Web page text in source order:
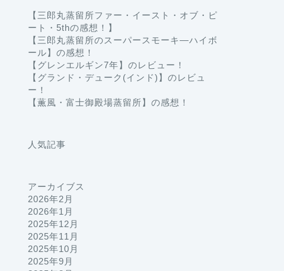
【三郎丸蒸留所ファー・イースト・オブ・ピ
ート・5thの感想！】
【三郎丸蒸留所のスーパースモーキ―ハイボ
ール】の感想！
【グレンエルギン7年】のレビュー！
【グランド・デューク(インド)】のレビュ
ー！
【薫風・富士御殿場蒸留所】の感想！
人気記事
アーカイブス
2026年2月
2026年1月
2025年12月
2025年11月
2025年10月
2025年9月